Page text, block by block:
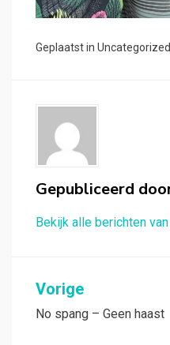
Geplaatst in Uncategorized
Gepubliceerd
Bekijk alle berichten
Bericht
navigatie
Vorige
No spang – Geen haast